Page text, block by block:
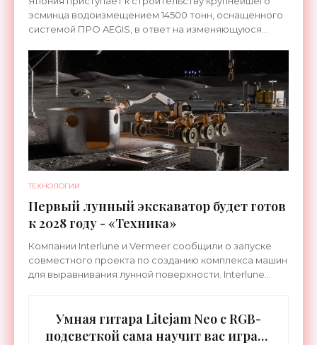
эсминца водоизмещением 14500 тонн, оснащенного
системой ПРО AEGIS, в ответ на изменяющуюся
ракетные
ТЕХНОЛОГИИ
Первый лунный экскаватор будет готов
к 2028 году - «Техника»
Компании Interlune и Vermeer сообщили о запуске
совместного проекта по созданию комплекса машин
для выравнивания лунной поверхности. Interlune
Умная гитара Litejam Neo с RGB-
подсветкой сама научит вас играть